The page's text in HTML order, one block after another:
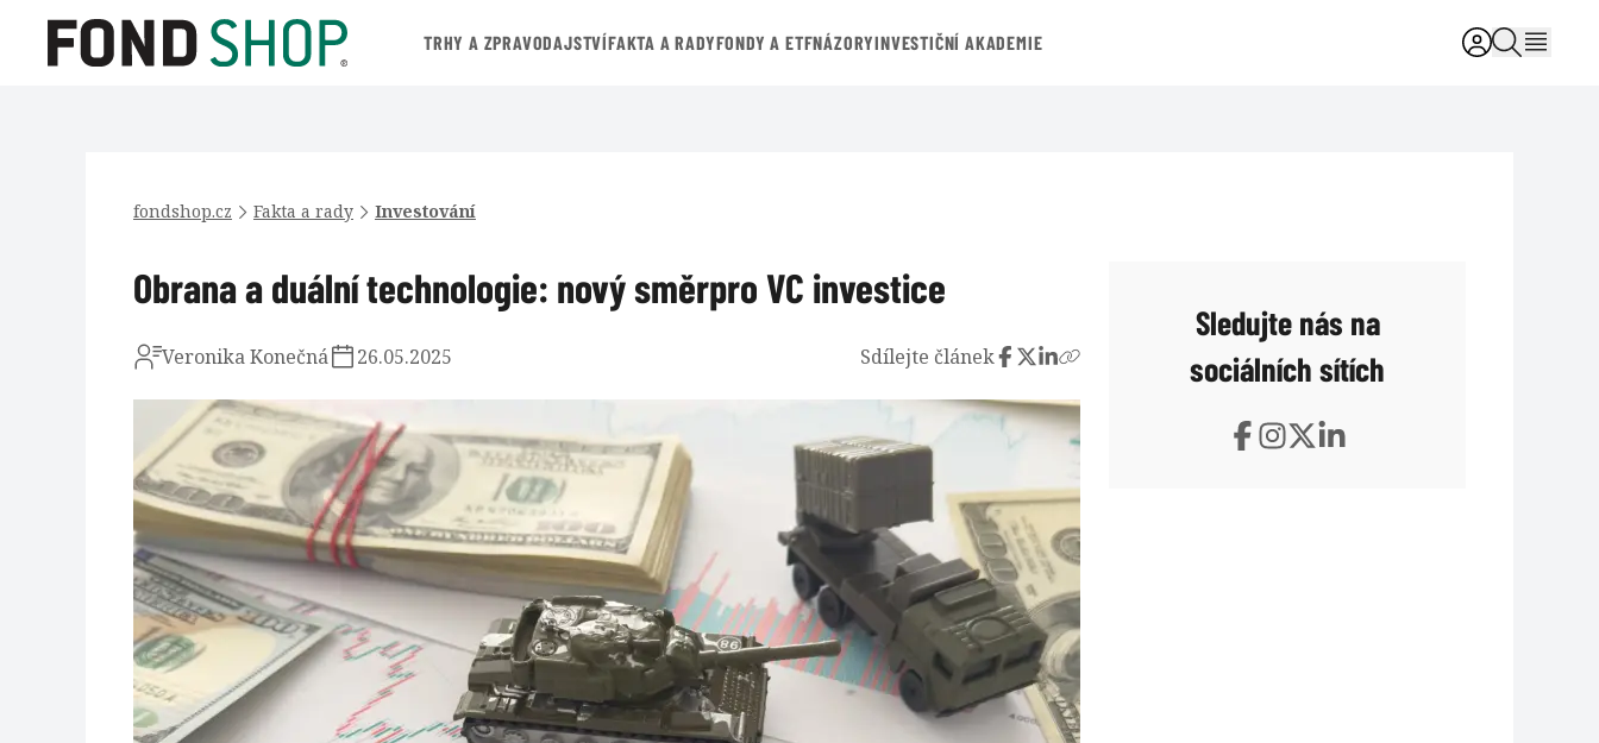
TRHY A ZPRAVODAJSTVÍFAKTA A RADYFONDY A ETFNÁZORYINVESTIČNÍ AKADEMIE
fondshop.cz Fakta a rady Investování
Obrana a duální technologie: nový směrpro VC investice
Veronika Konečná 26.05.2025 Sdílejte článek
Sledujte nás na
sociálních sítích